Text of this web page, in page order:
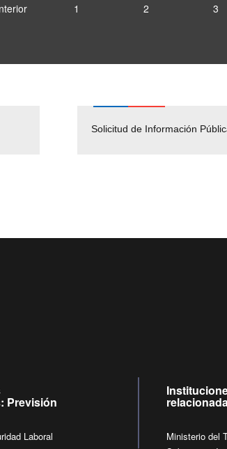
1 2 3
Solicitud de Información
Pago Proveedores
Previsión
Laboral
Ministerio del